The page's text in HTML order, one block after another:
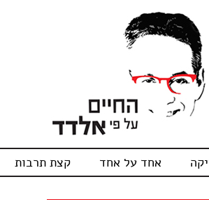
אחד על אחד קצת תרבות